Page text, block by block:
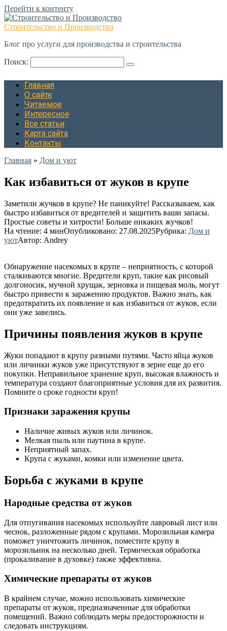
Перейти к контенту
Строительство и Производство
Блог про услуги для производства и строительства
Поиск:
Главная
О сайте
Читаемое
Интересное
Все статьи
Карта сайта
Контакты
Главная » Дом и уют
Как избавиться от жуков в крупе
Заметили жучков в крупе? Не паникуйте! Рассказываем, как
быстро избавиться от вредителей и защитить ваши запасы.
Простые советы и хитрости! Больше никаких жучков!
На чтение: 4 минОпубликовано: 27.08.2025Рубрика: Дом и
уютАвтор: Andrey
Обнаружение насекомых в крупе – неприятность, с которой
сталкиваются многие. Вредители круп, такие как рисовый
долгоносик, мучной хрущак, зерновка и пищевая моль, могут
быстро привести к заражению продуктов. Важно знать, как
предотвратить их появление и как избавиться от жуков, если
они уже завелись.
Причины появления жуков в крупе
Жуки попадают в крупу разными путями. Часто яйца жуков
или личинки жуков уже присутствуют в зерне еще до его
покупки. Неправильное хранение круп, высокая влажность и
температура создают благоприятные условия для их развития.
Помните о сроке годности круп!
Признаки заражения крупы
Наличие живых жуков или личинок.
Мелкая пыль или паутина в крупе.
Неприятный запах.
Крупа с жуками, комки или изменение цвета.
Борьба с жуками в крупе
Народные средства от жуков
Для отпугивания насекомых используйте лавровый лист или
чеснок, разложенные рядом с крупами. Морозильная камера
поможет уничтожить личинок, поместите крупу в
морозильник на несколько дней. Термическая обработка
(прокаливание в духовке) также эффективна.
Химические препараты от жуков
В крайнем случае, можно использовать химические
препараты от жуков, предназначенные для обработки
помещений. Важно соблюдать меры предосторожности и
следовать инструкциям.